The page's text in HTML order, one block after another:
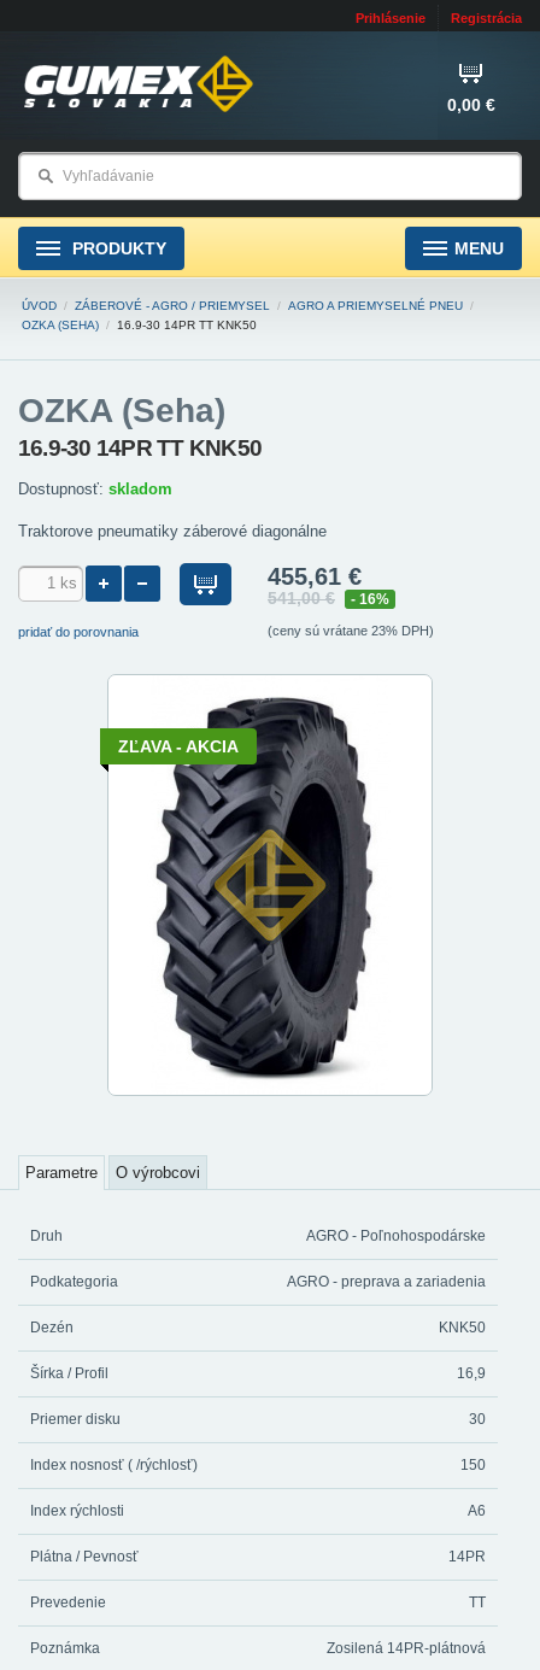
Prihlásenie Registrácia
0,00 €
PRODUKTY MENU
ÚVOD / ZÁBEROVÉ - AGRO / PRIEMYSEL / AGRO A PRIEMYSELNÉ PNEU /
OZKA (SEHA) / 16.9-30 14PR TT KNK50
OZKA (Seha)
16.9-30 14PR TT KNK50
Dostupnosť: skladom
Traktorove pneumatiky záberové diagonálne
pridať do porovnania
455,61 €
541,00 € - 16%
(ceny sú vrátane 23% DPH)
ZĽAVA - AKCIA
Parametre O výrobcovi
Druh AGRO - Poľnohospodárske
Podkategoria AGRO - preprava a zariadenia
Dezén KNK50
Šírka / Profil 16,9
Priemer disku 30
Index nosnosť ( /rýchlosť) 150
Index rýchlosti A6
Plátna / Pevnosť 14PR
Prevedenie TT
Poznámka Zosilená 14PR-plátnová